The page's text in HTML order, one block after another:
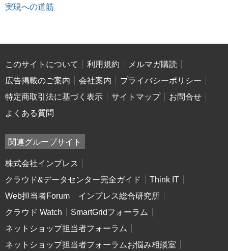
実現への道筋
このサイトについて 利用規約
メルマガ購読
広告掲載のご案内
会社案内
プライバシーポリシー
特定商取引法に基づく表示
サイトマップ
お問合せ
よくある質問
関連グループサイト
株式会社インプレス
クラウド&データセンター完全ガイド
Think IT
Web担当者Forum
インプレス総合研究所
クラウド Watch
SmartGridフォーラム
ネットショップ担当者フォーラム
ネットショップ担当者フォーラムお悩み相談室